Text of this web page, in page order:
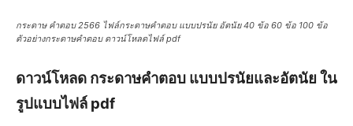
กระดาษ คำตอบ 2566 ไฟล์กระดาษคำตอบ แบบปรนัย อัตนัย 40 ข้อ 60 ข้อ 100 ข้อ
ตัวอย่างกระดาษคำตอบ ดาวน์โหลดไฟล์ pdf
ดาวน์โหลด กระดาษคำตอบ แบบปรนัยและอัตนัย ใน
รูปแบบไฟล์ pdf